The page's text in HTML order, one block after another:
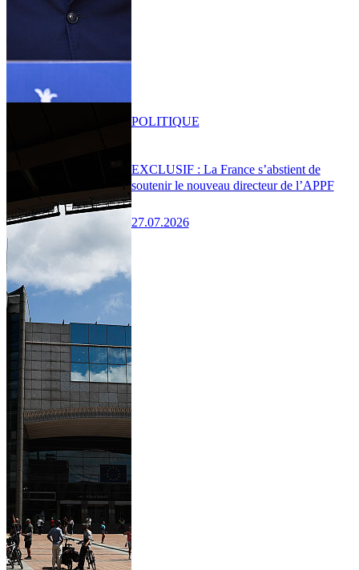
EXCLUSIF : La France s’abstient de
soutenir le nouveau directeur de l’APPF
27.07.2026
POLITIQUE